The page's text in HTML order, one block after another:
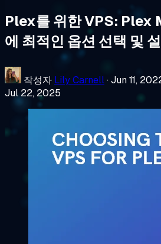
Plex를 위한 VPS: Plex
에 최적인 옵션 선택 및
작성자 Lily Carnell·Jun 11,
Jul 22, 2025